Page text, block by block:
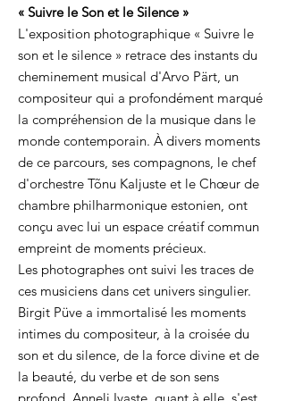
« Suivre le Son et le Silence »
​L'exposition photographique « Suivre le
son et le silence » retrace des instants du
cheminement musical d'Arvo Pärt, un
compositeur qui a profondément marqué
la compréhension de la musique dans le
monde contemporain. À divers moments
de ce parcours, ses compagnons, le chef
d'orchestre Tõnu Kaljuste et le Chœur de
chambre philharmonique estonien, ont
conçu avec lui un espace créatif commun
empreint de moments précieux.
Les photographes ont suivi les traces de
ces musiciens dans cet univers singulier.
Birgit Püve a immortalisé les moments
intimes du compositeur, à la croisée du
son et du silence, de la force divine et de
la beauté, du verbe et de son sens